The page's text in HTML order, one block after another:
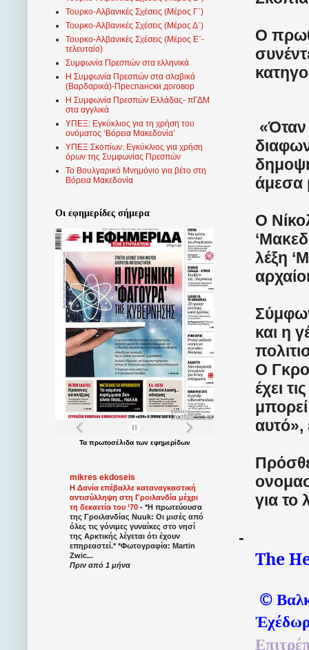
Ο
«Όταν
άμεσα
Ο
λέξη
και η
Ο
έχει
αυτό»,
για το
-
The
©
Τουρκο-Αλβανικές Σχέσεις (Μέρος Γ΄)
Τουρκο-Αλβανικές Σχέσεις (Μέρος Δ΄)
Τουρκο-Αλβανικές Σχέσεις (Μέρος Ε΄-
τελευταίο)
Συμφωνία Πρεσπών στα ελληνικά
Η Συμφωνία Πρεσπών στα σλαβικά
(Βαρδαρικά)-Преспански договор
Η Συμφωνία Πρεσπών Ελλάδας- πΓΔΜ
στα αγγλικά
ΥΠΕΞ: Εγκύκλιος για τη χρήση του
ονόματος ‘Βόρεια Μακεδονία’
ΥΠΕΞ Σκοπίων: Εγκύκλιος για χρήση
όρων της Συμφωνίας Πρεσπών
Το Βουλγαρικό Μνημόνιο για βέτο στη
Βόρεια Μακεδονία
Οι εφημερίδες σήμερα
Τα πρωτοσέλιδατων εφημερίδων
mikres ekdoseis
Η Δανία επέβαλλε καταναγκαστική
αντισύλληψη στη Γροιλανδία μέχρι
τη δεκαετία του ‘70 - *Η πρωτεύουσα
της Γροιλανδίας Nuuk: Οι μισές από
όλες τις γόνιμες γυναίκες στο νησί
της Αρκτικής λέγεται ότι έχουν
επηρεαστεί.* *Φωτογραφία: Martin
Zwic...
Πριν από 1 μήνα